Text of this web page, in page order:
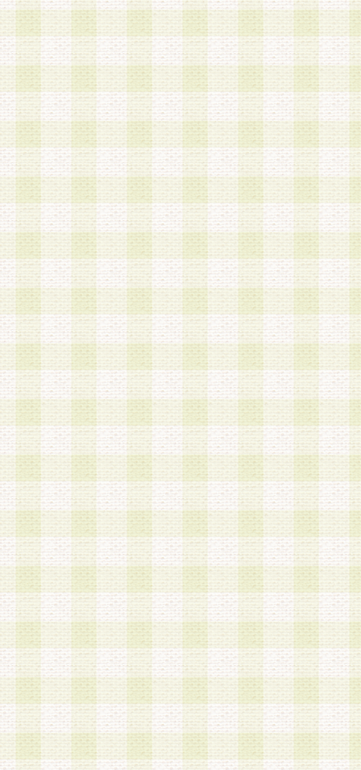
アドレス等会員個人を識別できる情報を当社が別
シーポリシー
」に基づき適切に取り扱うものとし
は、当該個人情報を以下の各号に定める目的に利
す。なお、これら事項以外の目的で個人情報を利
かじめ会員の同意を得たうえで利用するものとし
a.本サービスの実施または運営
b.本サービスに係る謝礼、景品、調査サンプル品
c.会員からの電話、メール等の問い合わせなどへ
d.その他これらに付随する業務
2.当社は、会員個人を識別することのできる情報
会員情報を本人の承諾なく第三者に開示すること
人を識別できる情報について第三者に開示または
社は事前に会員本人の同意を得るものとします。
3.前項の定めに拘わらず、当社は、以下の目的に
意を 得ることなく、会員個人を識別できる情報
づき選定した委託業者に対して当社の責任におい
できるものとします。な お、当社は、当該委託
契約を締結しこれを遵守させるとともに、本規約
の注意をもって当該情報を使用させるものとし ま
a.本サービスに係る謝礼、景品、調査サンプル品
b.会員からの電話、メール等の問い合わせなどへ
c.モバイルリサーチ、またはグループ形式による
実施もしくは運営
d.その他これらに付随する業務
4.会員は、住所、電話番号その他の登録情報につ
合は、速やかに当社所定の変更手続きを行うもの
5.当社は、必要と認めた場合、会員に対して、電
手段により登録情報の対象者が会員登録者本人で
の内容が正確であること、アンケートの回答内容
うことができるものとます。
6.会員は、会員登録後当社が定期的に行う登録情
して、当社指定の期間内に更新手続きを行うもの
該期間内に更新手続きを行わない場合、その時点
発行したポイントは失効されるものとします。